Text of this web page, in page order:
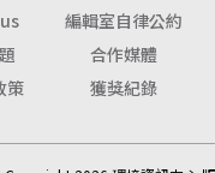
編輯室自律公約
合作媒體
策
獲獎紀錄